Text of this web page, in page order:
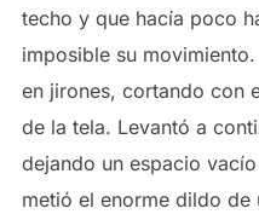
techo y que hacía poco
imposible su
en jirones, cortando con
de la tela. Levantó a
dejando un espacio
metió el enorme dildo